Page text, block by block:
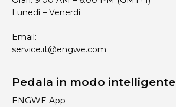
Lunedì – Venerdì
Email:
service.it@engwe.com
Pedala in modo intelligente
ENGWE App